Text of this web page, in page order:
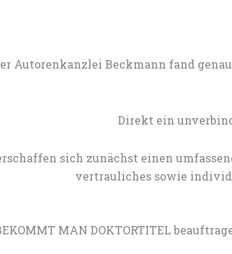
Autorenkanzlei Beckmann fand
Direkt ein
sich zunächst einen
vertrauliches sowie
MAN DOKTORTITEL